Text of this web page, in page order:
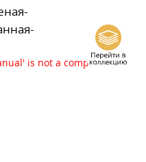
is not a component